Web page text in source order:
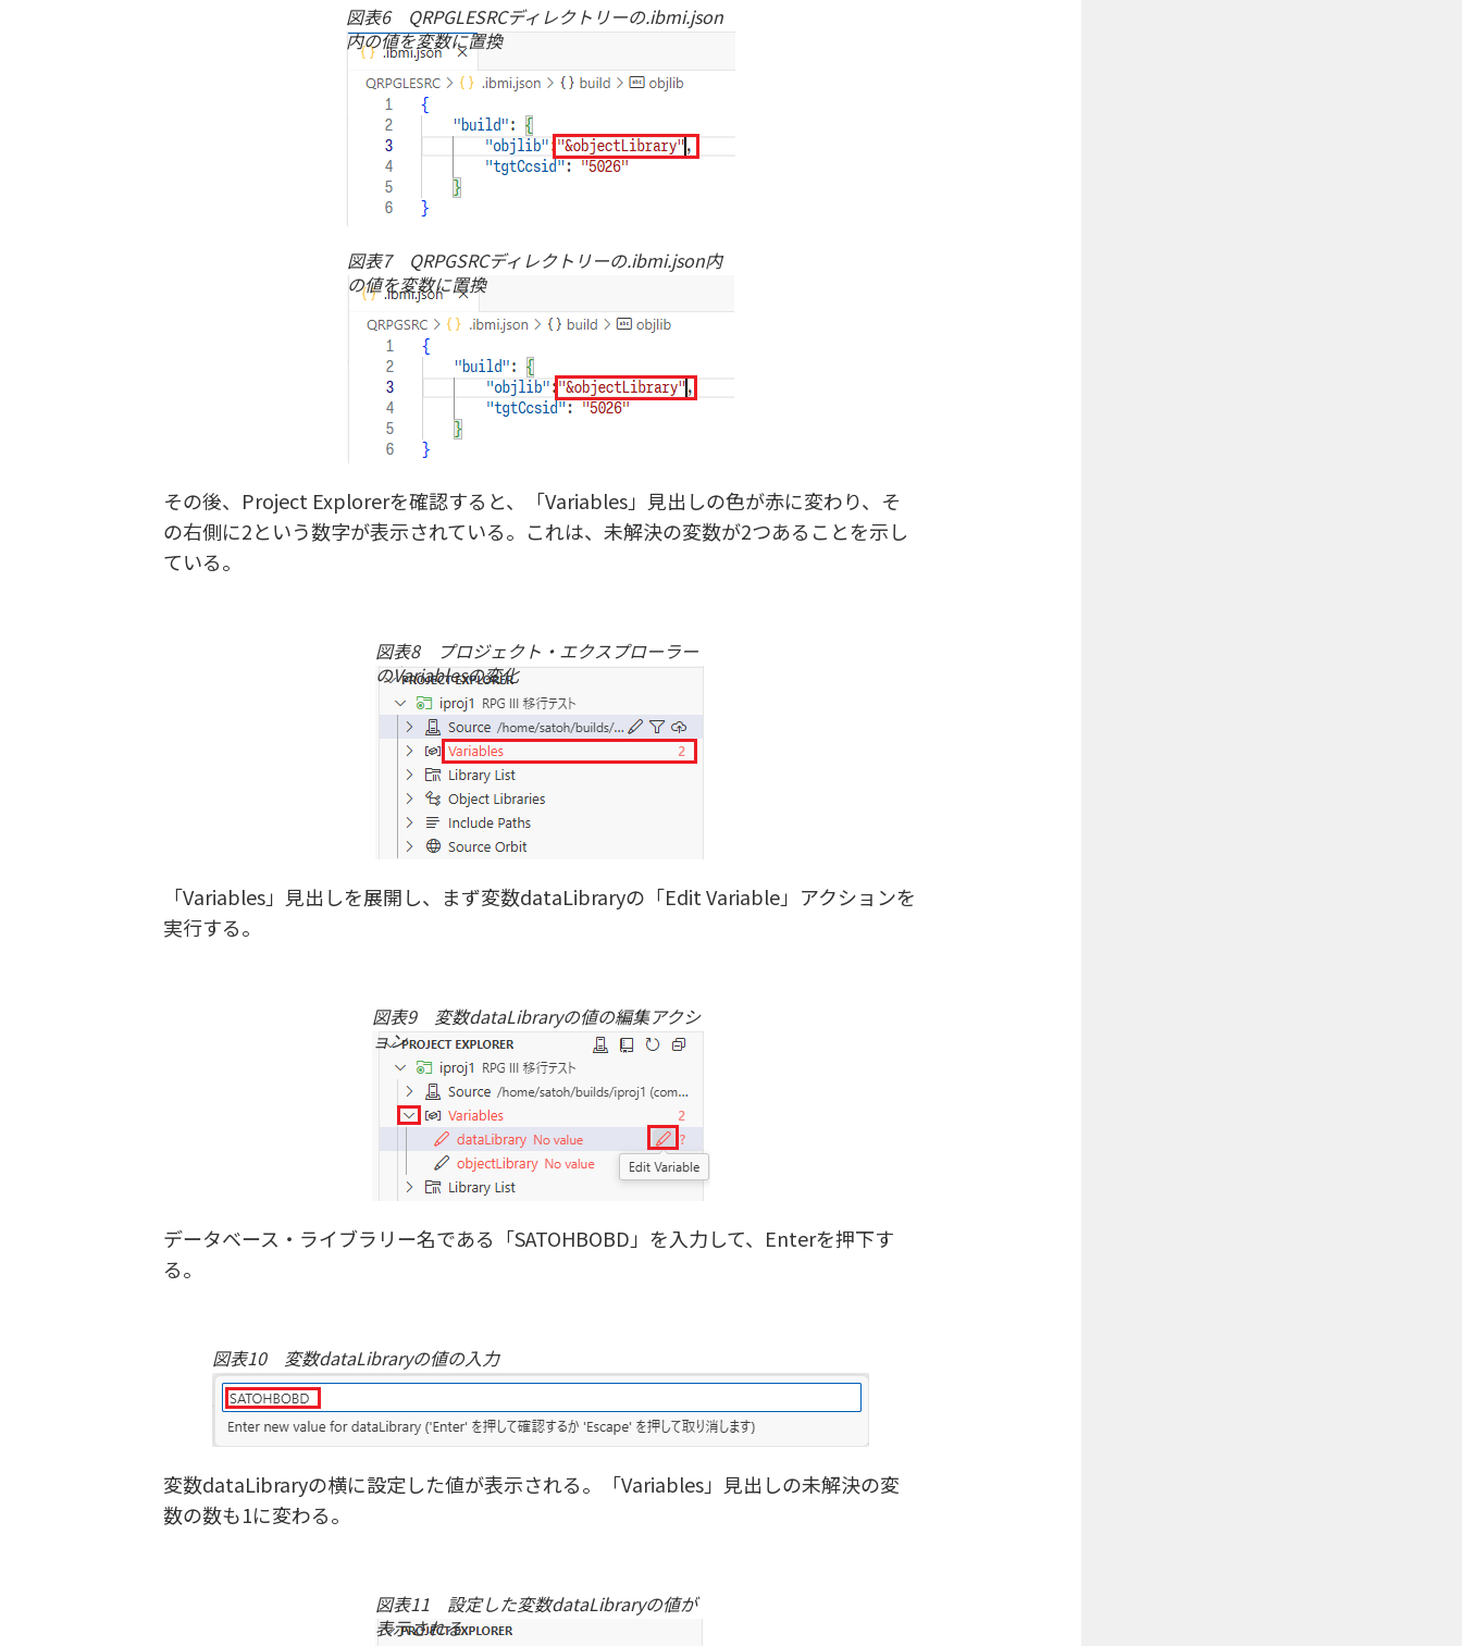
図表6 QRPGLESRCディレクトリーの.ibmi.json
内の値を変数に置換
図表7 QRPGSRCディレクトリーの.ibmi.json内
の値を変数に置換
その後、Project Explorerを確認すると、「Variables」見出しの色が赤に変わり、そ
の右側に2という数字が表示されている。これは、未解決の変数が2つあることを示し
ている。
図表8 プロジェクト・エクスプローラー
のVariablesの変化
「Variables」見出しを展開し、まず変数dataLibraryの「Edit Variable」アクションを
実行する。
図表9 変数dataLibraryの値の編集アクシ
ョン
データベース・ライブラリー名である「SATOHBOBD」を入力して、Enterを押下す
る。
図表10 変数dataLibraryの値の入力
変数dataLibraryの横に設定した値が表示される。「Variables」見出しの未解決の変
数の数も1に変わる。
図表11 設定した変数dataLibraryの値が
表示される